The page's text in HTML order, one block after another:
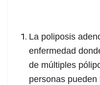
La poliposis
enfermedad
de múltiples
personas